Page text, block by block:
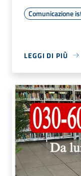
Comunicazione
LEGGI DI PIÙ